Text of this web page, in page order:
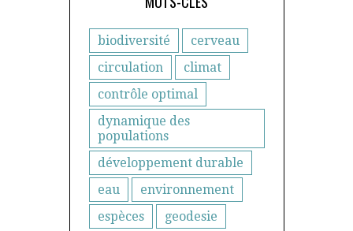
biodiversité
cerveau
circulation
climat
contrôle optimal
dynamique des
populations
développement durable
eau
environnement
espèces
geodesie